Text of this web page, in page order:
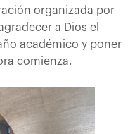
organizada por
a Dios el
académico y poner
comienza.